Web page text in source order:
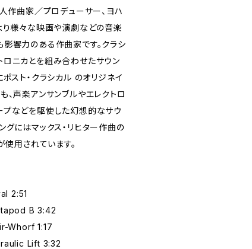
作曲家／プロデューサー、ヨハ
り様々な映画や演劇などの音楽
影響力のある作曲家です。クラシ
ロニカとを組み合わせたサウン
ポスト・クラシカル のオリジネイ
、声楽アンサンブルやエレクトロ
プなどを駆使した幻想的なサウ
グにはマックス・リヒター作曲の
用されています。
2:51
B 3:42
Whorf 1:17
Lift 3:32